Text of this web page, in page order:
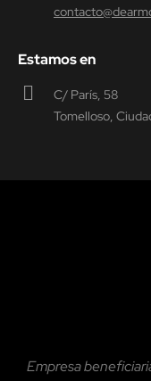
Estamos en
C/ París, 58
Tomelloso,
Empresa